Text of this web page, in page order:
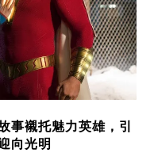
事襯托魅力英雄，引
向光明